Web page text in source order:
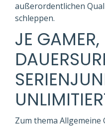
außerordentlichen
schleppen.
JE GAMER,
Zum thema